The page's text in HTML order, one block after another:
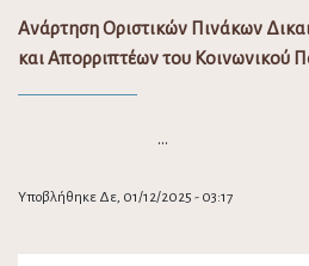
Ανάρτηση Οριστικών Πινάκων
και Απορριπτέων του Κοινωνικού
…
Υποβλήθηκε Δε, 01/12/2025 - 03:17